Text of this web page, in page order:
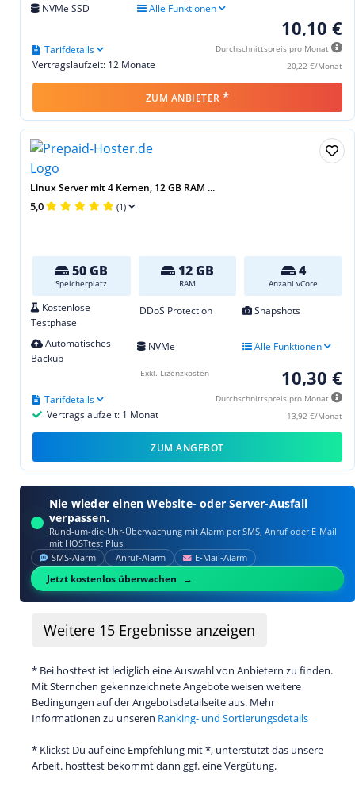
NVMe SSD
Alle Funktionen
10,10 €
Durchschnittspreis pro Monat
20,22 €/Monat
Vertragslaufzeit: 12 Monate
Tarifdetails
ZUM ANBIETER *
Linux Server mit 4 Kernen, 12 GB RAM ...
5,0 (1)
50 GB
Speicherplatz
12 GB
RAM
4
Anzahl vCore
Kostenlose
Testphase
DDoS Protection Snapshots
Automatisches
Backup
NVMe Alle Funktionen
10,30 €
Durchschnittspreis pro Monat
13,92 €/Monat
Vertragslaufzeit: 1 Monat
Tarifdetails
Exkl. Lizenzkosten
ZUM ANGEBOT
Nie wieder einen Website- oder Server-Ausfall
verpassen.
Rund-um-die-Uhr-Überwachung mit Alarm per SMS, Anruf oder E‑Mail
mit HOSTtest Plus.
SMS‑Alarm Anruf‑Alarm E‑Mail‑Alarm
Jetzt kostenlos überwachen
Weitere 15 Ergebnisse anzeigen
* Bei hosttest ist lediglich eine Auswahl von Anbietern zu finden.
Mit Sternchen gekennzeichnete Angebote weisen weitere
Bedingungen auf der Angebotsdetailseite aus. Mehr
Informationen zu unseren Ranking- und Sortierungsdetails
* Klickst Du auf eine Empfehlung mit *, unterstützt das unsere
Arbeit. hosttest bekommt dann ggf. eine Vergütung.